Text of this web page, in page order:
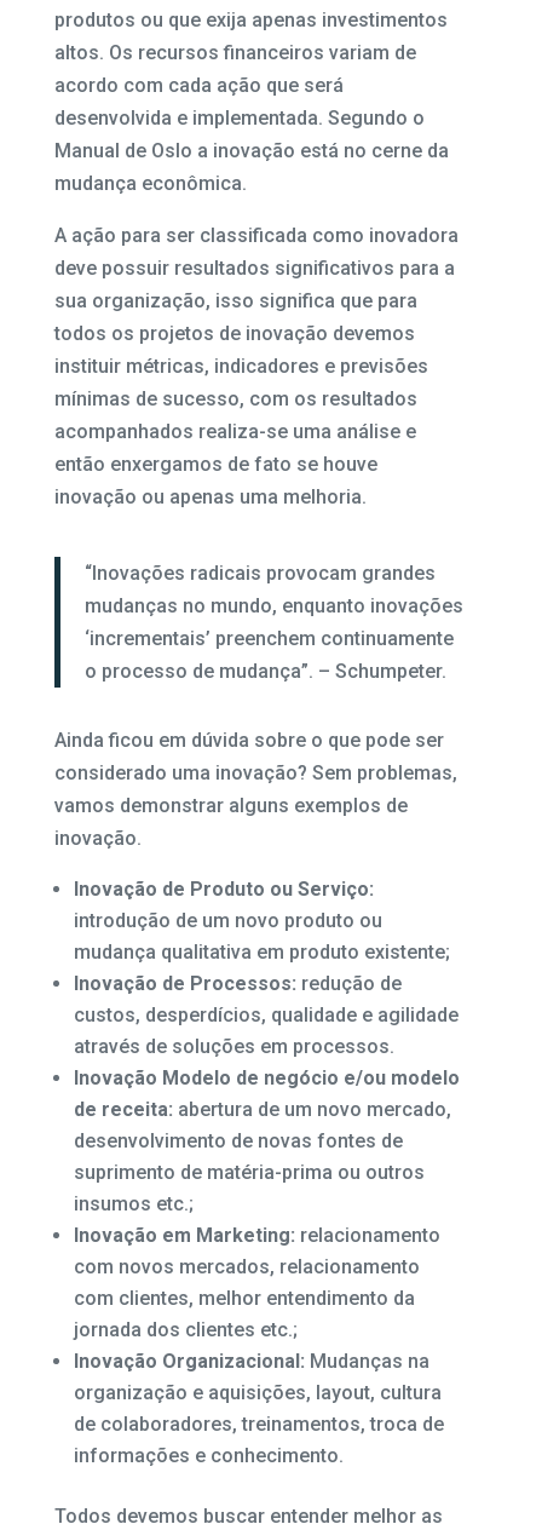
produtos ou que exija apenas investimentos
altos. Os recursos financeiros variam de
acordo com cada ação que será
desenvolvida e implementada. Segundo o
Manual de Oslo a inovação está no cerne da
mudança econômica.
A ação para ser classificada como inovadora
deve possuir resultados significativos para a
sua organização, isso significa que para
todos os projetos de inovação devemos
instituir métricas, indicadores e previsões
mínimas de sucesso, com os resultados
acompanhados realiza-se uma análise e
então enxergamos de fato se houve
inovação ou apenas uma melhoria.
“Inovações radicais provocam grandes
mudanças no mundo, enquanto inovações
‘incrementais’ preenchem continuamente
o processo de mudança”. – Schumpeter.
Ainda ficou em dúvida sobre o que pode ser
considerado uma inovação? Sem problemas,
vamos demonstrar alguns exemplos de
inovação.
Inovação de Produto ou Serviço:
introdução de um novo produto ou
mudança qualitativa em produto existente;
Inovação de Processos: redução de
custos, desperdícios, qualidade e agilidade
através de soluções em processos.
Inovação Modelo de negócio e/ou modelo
de receita: abertura de um novo mercado,
desenvolvimento de novas fontes de
suprimento de matéria-prima ou outros
insumos etc.;
Inovação em Marketing: relacionamento
com novos mercados, relacionamento
com clientes, melhor entendimento da
jornada dos clientes etc.;
Inovação Organizacional: Mudanças na
organização e aquisições, layout, cultura
de colaboradores, treinamentos, troca de
informações e conhecimento.
Todos devemos buscar entender melhor as